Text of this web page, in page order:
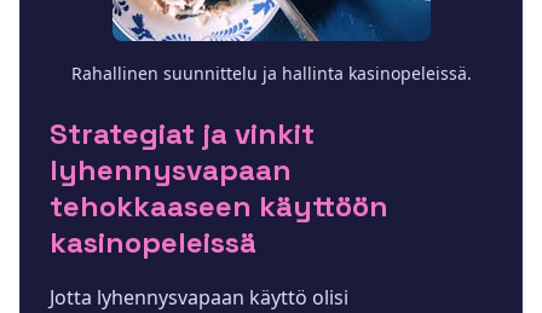
Rahallinen suunnittelu ja hallinta kasinopeleissä.
Strategiat ja vinkit
lyhennysvapaan
tehokkaaseen käyttöön
kasinopeleissä
Jotta lyhennysvapaan käyttö olisi